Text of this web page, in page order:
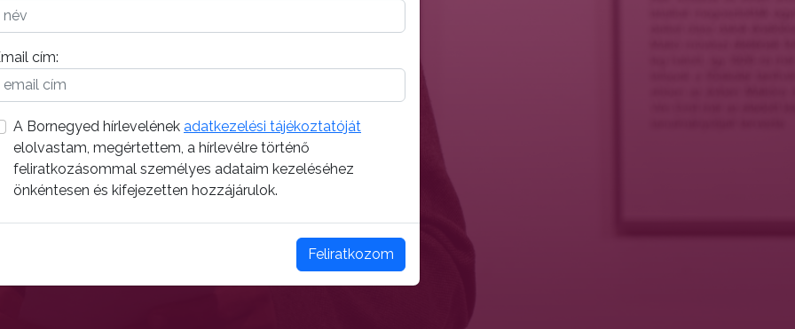
cím:
A Bornegyed hírlevelének adatkezelési tájékoztatóját
elolvastam, megértettem, a hírlevélre történő
feliratkozásommal személyes adataim kezeléséhez
önkéntesen és kifejezetten hozzájárulok.
Feliratkozom